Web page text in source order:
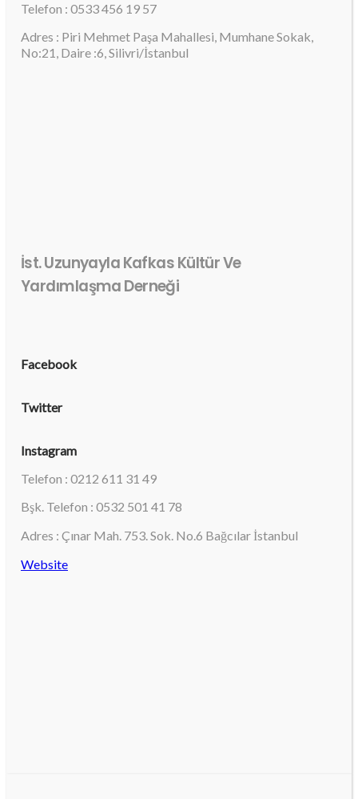
Telefon : 0533 456 19 57
Adres : Piri Mehmet Paşa Mahallesi, Mumhane Sokak,
No:21, Daire :6, Silivri/İstanbul
İst. Uzunyayla Kafkas Kültür Ve
Yardımlaşma Derneği
Facebook
Twitter
Instagram
Telefon : 0212 611 31 49
Bşk. Telefon : 0532 501 41 78
Adres : Çınar Mah. 753. Sok. No.6 Bağcılar İstanbul
Website